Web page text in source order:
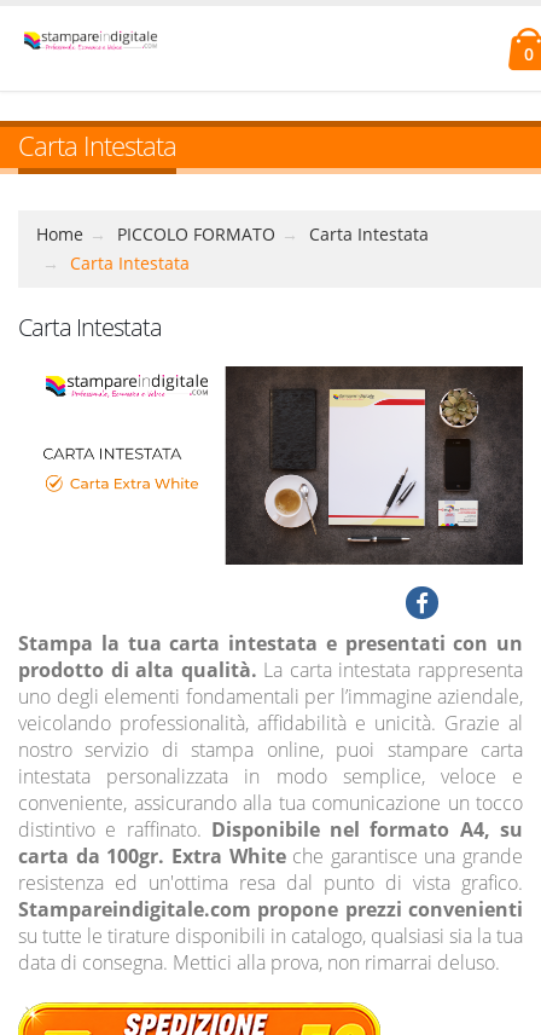
0
Carta Intestata
Home PICCOLO FORMATO
Carta Intestata
Carta Intestata
Carta Intestata
Stampa la tua carta intestata e presentati con un
prodotto di alta qualità. La carta intestata rappresenta
uno degli elementi fondamentali per l’immagine aziendale,
veicolando professionalità, affidabilità e unicità. Grazie al
nostro servizio di stampa online, puoi stampare carta
intestata personalizzata in modo semplice, veloce e
conveniente, assicurando alla tua comunicazione un tocco
distintivo e raffinato. Disponibile nel formato A4, su
carta da 100gr. Extra White che garantisce una grande
resistenza ed un'ottima resa dal punto di vista grafico.
Stampareindigitale.com propone prezzi convenienti
su tutte le tirature disponibili in catalogo, qualsiasi sia la tua
data di consegna. Mettici alla prova, non rimarrai deluso.